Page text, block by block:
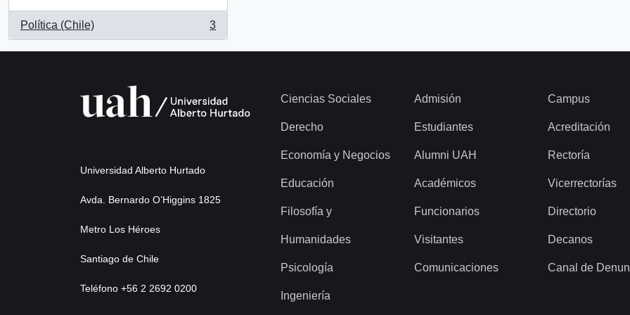
Política (Chile)
, 3 results
3
Universidad Alberto Hurtado
Avda. Bernardo O’Higgins 1825
Metro Los Héroes
Santiago de Chile
Teléfono +56 2 2692 0200
Ciencias Sociales
Derecho
Economía y Negocios
Educación
Filosofía y
Humanidades
Psicología
Ingeniería
Admisión
Estudiantes
Alumni UAH
Académicos
Funcionarios
Visitantes
Comunicaciones
Campus
Acreditación
Rectoría
Vicerrectorías
Directorio
Decanos
Canal de